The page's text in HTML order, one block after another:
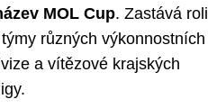
MOL Cup. Zastává roli
různých výkonnostních
a vítězové krajských